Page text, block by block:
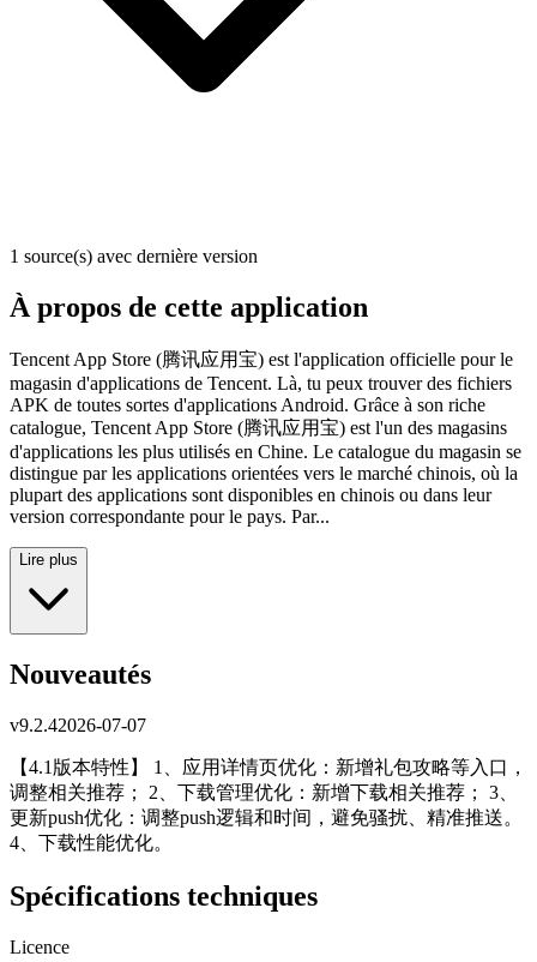
1 source(s) avec dernière version
À propos de cette application
Tencent App Store (腾讯应用宝) est l'application officielle pour le
magasin d'applications de Tencent. Là, tu peux trouver des fichiers
APK de toutes sortes d'applications Android. Grâce à son riche
catalogue, Tencent App Store (腾讯应用宝) est l'un des magasins
d'applications les plus utilisés en Chine. Le catalogue du magasin se
distingue par les applications orientées vers le marché chinois, où la
plupart des applications sont disponibles en chinois ou dans leur
version correspondante pour le pays. Par...
Lire plus
Nouveautés
v9.2.42026-07-07
【4.1版本特性】 1、应用详情页优化：新增礼包攻略等入口，
调整相关推荐； 2、下载管理优化：新增下载相关推荐； 3、
更新push优化：调整push逻辑和时间，避免骚扰、精准推送。
4、下载性能优化。
Spécifications techniques
Licence